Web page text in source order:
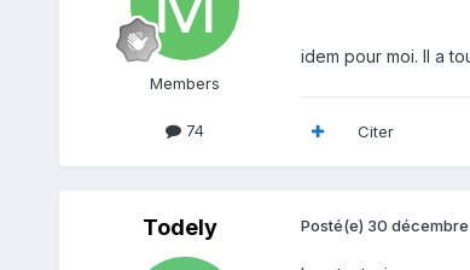
Members
74
idem pour moi. Il a
Citer
Todely Posté(e) 30